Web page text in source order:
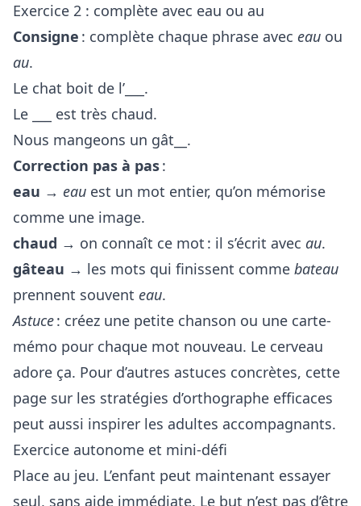
Exercice 2 : complète avec eau ou au
Consigne : complète chaque phrase avec eau ou
au.
Le chat boit de l’___.
Le ___ est très chaud.
Nous mangeons un gât__.
Correction pas à pas:
eau → eau est un mot entier, qu’on mémorise
comme une image.
chaud → on connaît ce mot : il s’écrit avec au.
gâteau → les mots qui finissent comme bateau
prennent souvent eau.
Astuce: créez une petite chanson ou une carte-
mémo pour chaque mot nouveau. Le cerveau
adore ça. Pour d’autres astuces concrètes, cette
page sur les stratégies d’orthographe efficaces
peut aussi inspirer les adultes accompagnants.
Exercice autonome et mini-défi
Place au jeu. L’enfant peut maintenant essayer
seul, sans aide immédiate. Le but n’est pas d’être